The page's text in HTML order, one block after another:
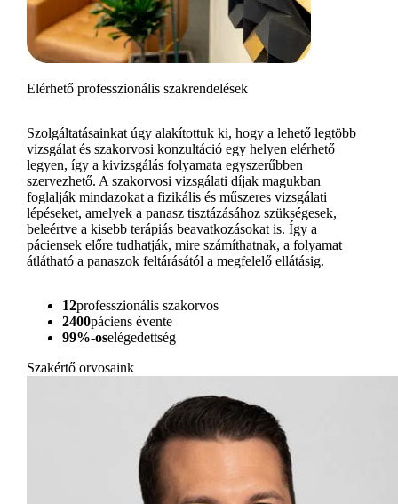
Elérhető professzionális szakrendelések
Szolgáltatásainkat úgy alakítottuk ki, hogy a lehető legtöbb
vizsgálat és szakorvosi konzultáció egy helyen elérhető
legyen, így a kivizsgálás folyamata egyszerűbben
szervezhető. A szakorvosi vizsgálati díjak magukban
foglalják mindazokat a fizikális és műszeres vizsgálati
lépéseket, amelyek a panasz tisztázásához szükségesek,
beleértve a kisebb terápiás beavatkozásokat is. Így a
páciensek előre tudhatják, mire számíthatnak, a folyamat
átlátható a panaszok feltárásától a megfelelő ellátásig.
12professzionális szakorvos
2400páciens évente
99%-oselégedettség
Szakértő orvosaink